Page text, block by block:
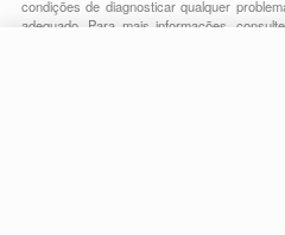
condições de diagnosticar qualquer
adequado. Para mais informações,